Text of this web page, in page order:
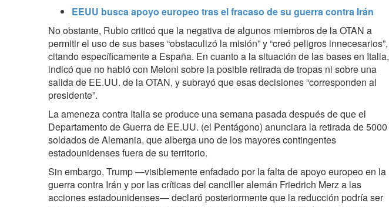
EEUU busca apoyo europeo tras el fracaso de su guerra contra Irán
No obstante, Rubio criticó que la negativa de algunos miembros de la OTAN a
permitir el uso de sus bases “obstaculizó la misión” y “creó peligros innecesarios”,
citando específicamente a España. En cuanto a la situación de las bases en Italia,
indicó que no habló con Meloni sobre la posible retirada de tropas ni sobre una
salida de EE.UU. de la OTAN, y subrayó que esas decisiones “corresponden al
presidente”.
La ameneza contra Italia se produce una semana pasada después de que el
Departamento de Guerra de EE.UU. (el Pentágono) anunciara la retirada de 5000
soldados de Alemania, que alberga uno de los mayores contingentes
estadounidenses fuera de su territorio.
Sin embargo, Trump —visiblemente enfadado por la falta de apoyo europeo en la
guerra contra Irán y por las críticas del canciller alemán Friedrich Merz a las
acciones estadounidenses— declaró posteriormente que la reducción podría ser